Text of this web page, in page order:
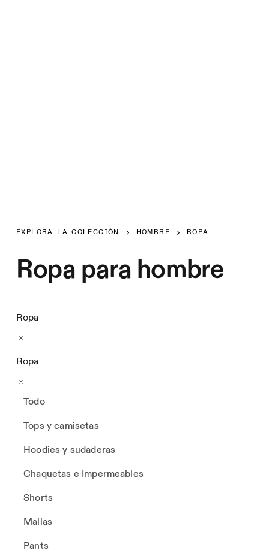
EXPLORA LA COLECCIÓN HOMBRE ROPA
Ropa para hombre
Ropa
Ropa
Todo
Tops y camisetas
Hoodies y sudaderas
Chaquetas e Impermeables
Shorts
Mallas
Pants